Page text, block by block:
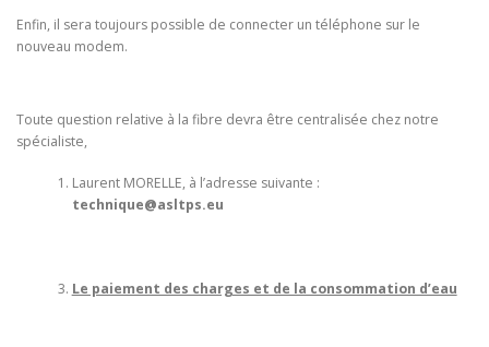
Enfin, il sera toujours possible de connecter un téléphone sur le
nouveau modem.
Toute question relative à la fibre devra être centralisée chez notre
spécialiste,
Laurent MORELLE, à l’adresse suivante :
technique@asltps.eu
Le paiement des charges et de la consommation d’eau